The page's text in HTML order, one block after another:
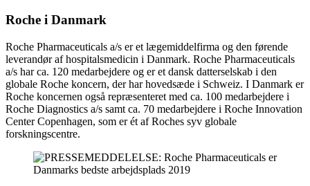
Roche i Danmark
Roche Pharmaceuticals a/s er et lægemiddelfirma og den førende
leverandør af hospitalsmedicin i Danmark. Roche Pharmaceuticals
a/s har ca. 120 medarbejdere og er et dansk datterselskab i den
globale Roche koncern, der har hovedsæde i Schweiz. I Danmark er
Roche koncernen også repræsenteret med ca. 100 medarbejdere i
Roche Diagnostics a/s samt ca. 70 medarbejdere i Roche Innovation
Center Copenhagen, som er ét af Roches syv globale
forskningscentre.